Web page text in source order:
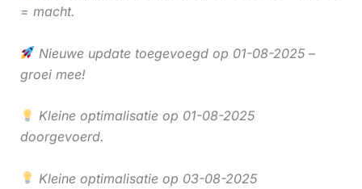
= macht.
Nieuwe update toegevoegd op 01-08-2025 –
groei mee!
Kleine optimalisatie op 01-08-2025
doorgevoerd.
Kleine optimalisatie op 03-08-2025